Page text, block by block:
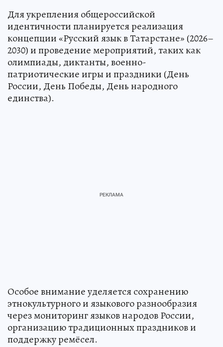
Для укрепления общероссийской
идентичности планируется реализация
концепции «Русский язык в Татарстане» (2026–
2030) и проведение мероприятий, таких как
олимпиады, диктанты, военно-
патриотические игры и праздники (День
России, День Победы, День народного
единства).
Особое внимание уделяется сохранению
этнокультурного и языкового разнообразия
через мониторинг языков народов России,
организацию традиционных праздников и
поддержку ремёсел.